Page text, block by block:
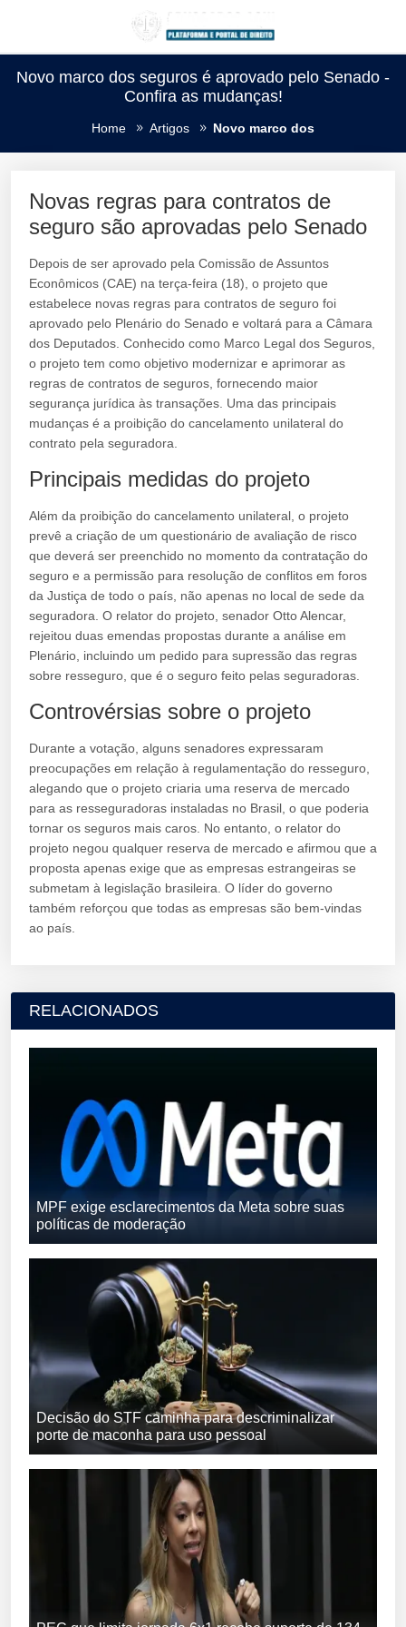
Novo marco dos seguros é aprovado pelo Senado -
Confira as mudanças!
Home Artigos Novo marco dos
Novas regras para contratos de
seguro são aprovadas pelo Senado
Depois de ser aprovado pela Comissão de Assuntos
Econômicos (CAE) na terça-feira (18), o projeto que
estabelece novas regras para contratos de seguro foi
aprovado pelo Plenário do Senado e voltará para a Câmara
dos Deputados. Conhecido como Marco Legal dos Seguros,
o projeto tem como objetivo modernizar e aprimorar as
regras de contratos de seguros, fornecendo maior
segurança jurídica às transações. Uma das principais
mudanças é a proibição do cancelamento unilateral do
contrato pela seguradora.
Principais medidas do projeto
Além da proibição do cancelamento unilateral, o projeto
prevê a criação de um questionário de avaliação de risco
que deverá ser preenchido no momento da contratação do
seguro e a permissão para resolução de conflitos em foros
da Justiça de todo o país, não apenas no local de sede da
seguradora. O relator do projeto, senador Otto Alencar,
rejeitou duas emendas propostas durante a análise em
Plenário, incluindo um pedido para supressão das regras
sobre resseguro, que é o seguro feito pelas seguradoras.
Controvérsias sobre o projeto
Durante a votação, alguns senadores expressaram
preocupações em relação à regulamentação do resseguro,
alegando que o projeto criaria uma reserva de mercado
para as resseguradoras instaladas no Brasil, o que poderia
tornar os seguros mais caros. No entanto, o relator do
projeto negou qualquer reserva de mercado e afirmou que a
proposta apenas exige que as empresas estrangeiras se
submetam à legislação brasileira. O líder do governo
também reforçou que todas as empresas são bem-vindas
ao país.
RELACIONADOS
MPF exige esclarecimentos da Meta sobre suas
políticas de moderação
Decisão do STF caminha para descriminalizar
porte de maconha para uso pessoal